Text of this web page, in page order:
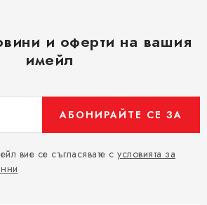
и оферти на вашия
имейл
вие се съгласявате с условията за
АБОНИРАЙТЕ СЕ ЗА